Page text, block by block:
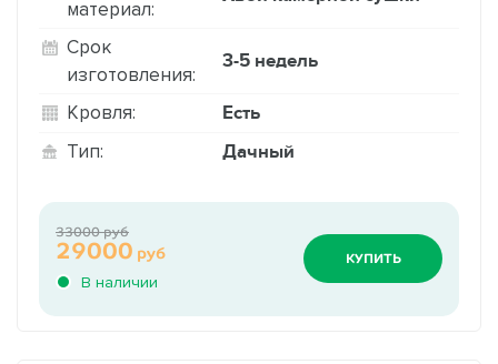
материал:
Срок
изготовления:
3-5 недель
Кровля: Есть
Тип: Дачный
В наличии
29000 руб
33000 руб
КУПИТЬ